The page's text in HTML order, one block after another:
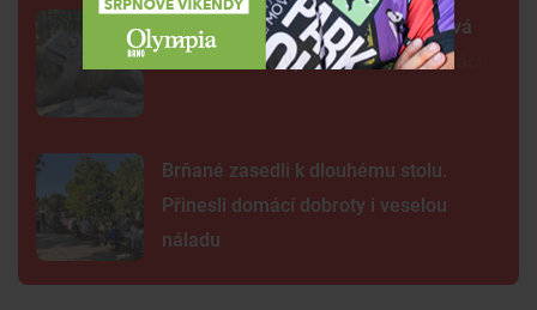
Žába sedí na prameni a bublá. Nová
fontána oživila parčík v Žabovřeskách
Brňané zasedli k dlouhému stolu.
Přinesli domácí dobroty i veselou
náladu